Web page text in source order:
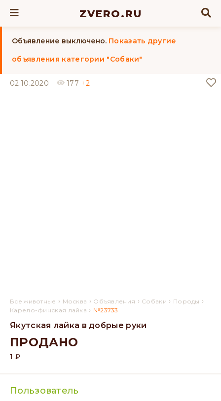
ZVERO.RU
Объявление выключено. Показать другие
объявления категории "Собаки"
02.10.2020 177 +2
Все животные › Москва › Объявления › Собаки › Породы ›
Карело-финская лайка › №23733
Якутская лайка в добрые руки
ПРОДАНО
1 ₽
Пользователь